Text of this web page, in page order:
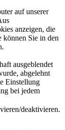
auf unserer
anzeigen, die
können Sie in den
ausgeblendet
abgelehnt
Einstellung
bei jedem
deaktivieren.